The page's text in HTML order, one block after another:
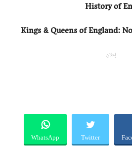
Kings & Queens of England:
إعلان
Twitter
WhatsApp